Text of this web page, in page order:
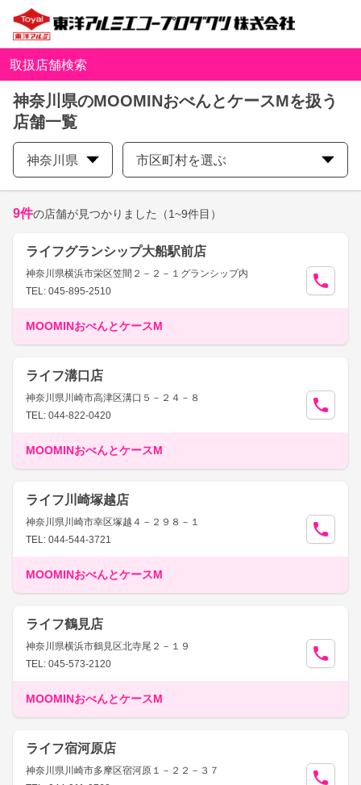
取扱店舗検索
神奈川県のMOOMINおべんとケースMを扱う
店舗一覧
神奈川県 市区町村を選ぶ
9件の店舗が見つかりました （1~9件目）
ライフグランシップ大船駅前店
神奈川県横浜市栄区笠間２－２－１グランシップ内
TEL: 045-895-2510
MOOMINおべんとケースM
ライフ溝口店
神奈川県川崎市高津区溝口５－２４－８
TEL: 044-822-0420
MOOMINおべんとケースM
ライフ川崎塚越店
神奈川県川崎市幸区塚越４－２９８－１
TEL: 044-544-3721
MOOMINおべんとケースM
ライフ鶴見店
神奈川県横浜市鶴見区北寺尾２－１９
TEL: 045-573-2120
MOOMINおべんとケースM
ライフ宿河原店
神奈川県川崎市多摩区宿河原１－２２－３７